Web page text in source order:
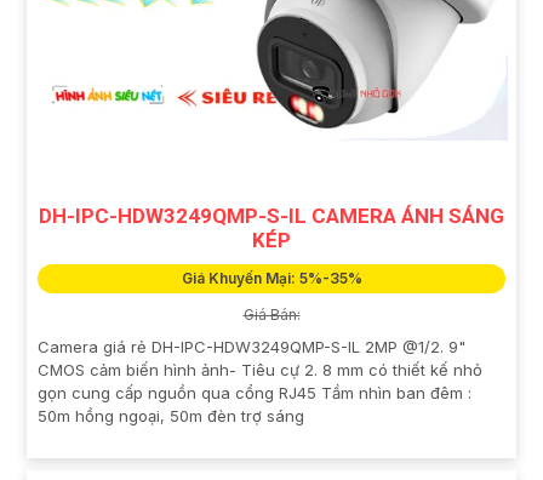
DH-IPC-HDW3249QMP-S-IL CAMERA ÁNH SÁNG
KÉP
Giá Khuyến Mại: 5%-35%
Giá Bán:
Camera giá rẻ DH-IPC-HDW3249QMP-S-IL 2MP @1/2. 9"
CMOS cảm biến hình ảnh- Tiêu cự 2. 8 mm có thiết kế nhỏ
gọn cung cấp nguồn qua cổng RJ45 Tầm nhìn ban đêm :
50m hồng ngoại, 50m đèn trợ sáng